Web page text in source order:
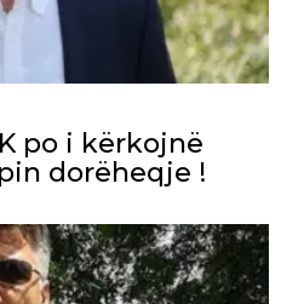
po i kërkojnë
dorëheqje !